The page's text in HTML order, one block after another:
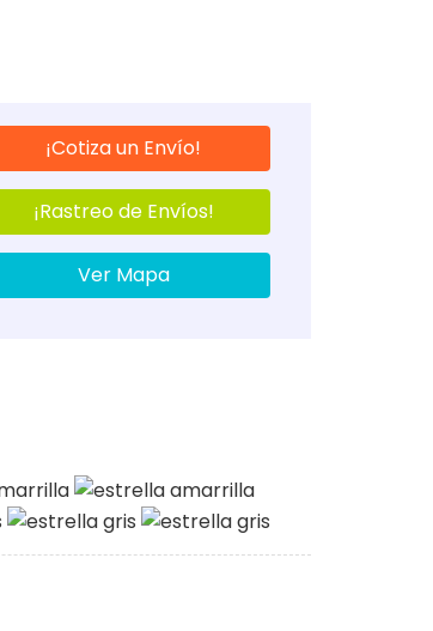
¡Cotiza un Envío!
¡Rastreo de Envíos!
Ver Mapa